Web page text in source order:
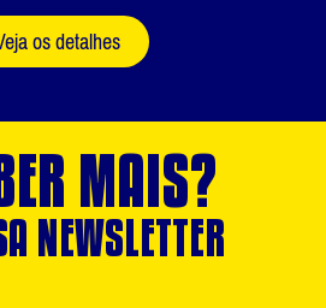
os detalhes
MAIS?
NEWSLETTER